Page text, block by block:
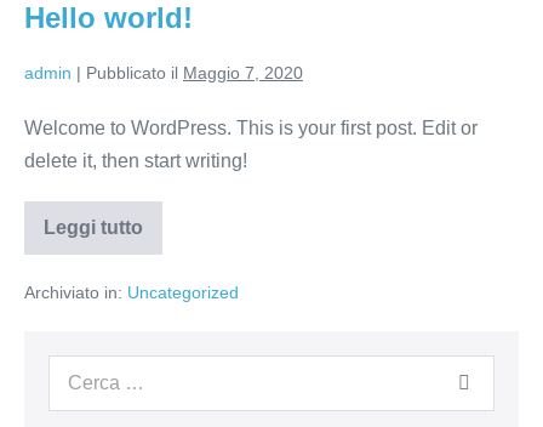
Hello world!
admin | Pubblicato il Maggio 7, 2020
Welcome to WordPress. This is your first post. Edit or
delete it, then start writing!
Leggi tutto
Archiviato in: Uncategorized